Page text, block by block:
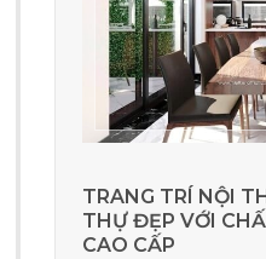
TRANG TRÍ NỘI
THỰ ĐẸP VỚI
CAO CẤP